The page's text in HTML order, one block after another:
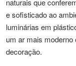
naturais que
e sofisticado ao
luminárias em
um ar mais moderno
decoração.